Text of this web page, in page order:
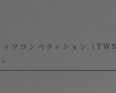
ツコンペティション（TWS